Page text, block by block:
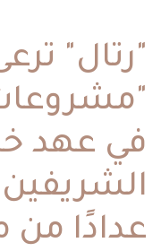
"رتال"
في عهد
عدادًا من